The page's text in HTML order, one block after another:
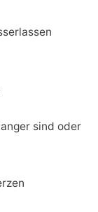
sind oder